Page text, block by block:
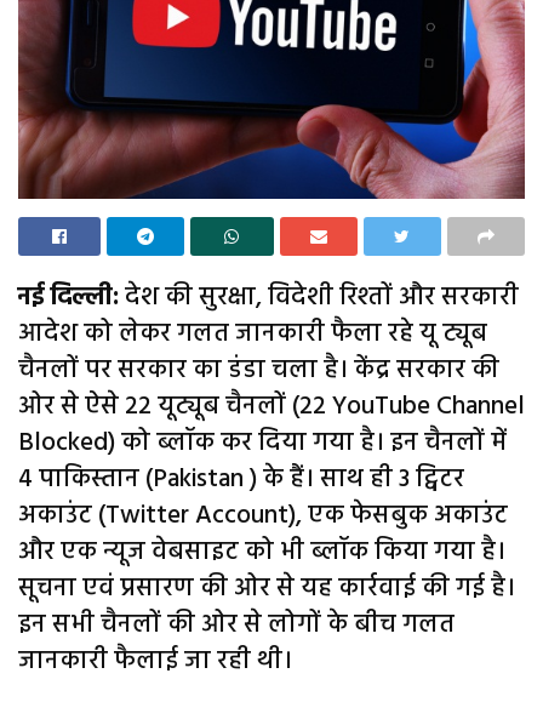
नई दिल्ली:देश की सुरक्षा, विदेशी रिश्तों और सरकारी
आदेश को लेकर गलत जानकारी फैला रहे यू ट्यूब
चैनलों पर सरकार का डंडा चला है। केंद्र सरकार की
ओर से ऐसे 22 यूट्यूब चैनलों (22 YouTube Channel
Blocked) को ब्लॉक कर दिया गया है। इन चैनलों में
4 पाकिस्तान (Pakistan ) के हैं। साथ ही 3 ट्विटर
अकाउंट (Twitter Account), एक फेसबुक अकाउंट
और एक न्यूज वेबसाइट को भी ब्लॉक किया गया है।
सूचना एवं प्रसारण की ओर से यह कार्रवाई की गई है।
इन सभी चैनलों की ओर से लोगों के बीच गलत
जानकारी फैलाई जा रही थी।